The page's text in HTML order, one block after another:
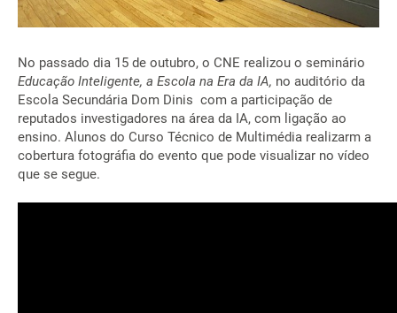
No passado dia 15 de outubro, o CNE realizou o seminário
Educação Inteligente, a Escola na Era da IA, no auditório da
Escola Secundária Dom Dinis com a participação de
reputados investigadores na área da IA, com ligação ao
ensino. Alunos do Curso Técnico de Multimédia realizarm a
cobertura fotográfia do evento que pode visualizar no vídeo
que se segue.